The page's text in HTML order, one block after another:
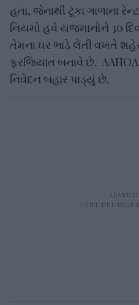
હતા, જેનાથી ટૂંકા ગાળાના
નિયમો હવે યજમાનોને 30
તેમના ઘર ભાડે લેતી વખતે
ફરજિયાત બનાવે છે.
નિવેદન બહાર પાડ્યું છે.